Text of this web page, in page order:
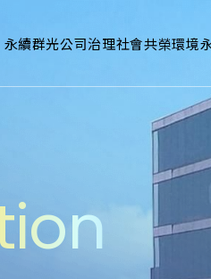
永續群光公司治理社會共榮環境